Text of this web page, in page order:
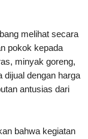
melihat secara
pokok kepada
minyak goreng,
dijual dengan harga
antusias dari
bahwa kegiatan